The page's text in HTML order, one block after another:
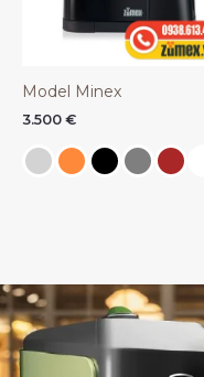
Model Minex
3.500 €